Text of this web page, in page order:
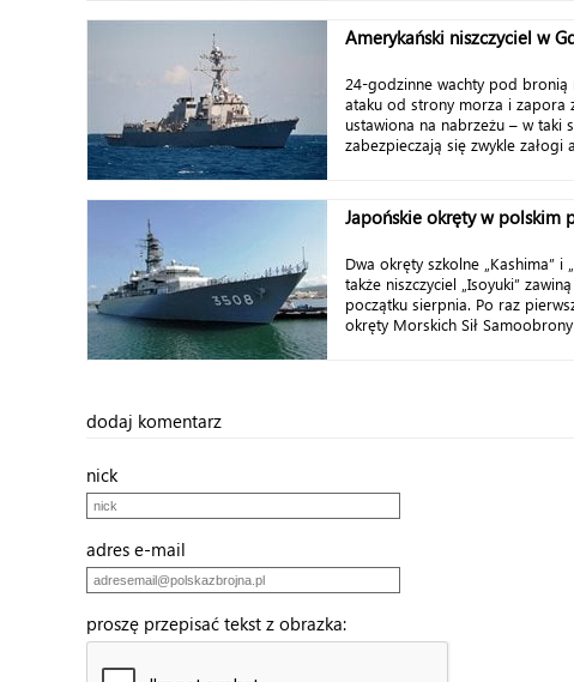
Amerykański niszczyciel w
24-godzinne wachty pod bronią
ataku od strony morza i zapora
ustawiona na nabrzeżu – w taki
zabezpieczają się zwykle załogi
Japońskie okręty w polskim
Dwa okręty szkolne „Kashima” i
także niszczyciel „Isoyuki”
początku sierpnia. Po raz
okręty Morskich Sił
dodaj komentarz
nick
adres e-mail
proszę przepisać tekst z obrazka: